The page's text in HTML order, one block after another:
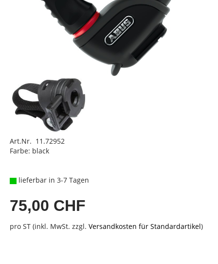
Art.Nr. 11.72952
Farbe: black
lieferbar in 3-7 Tagen
75,00 CHF
pro ST (inkl. MwSt. zzgl. Versandkosten für Standardartikel)